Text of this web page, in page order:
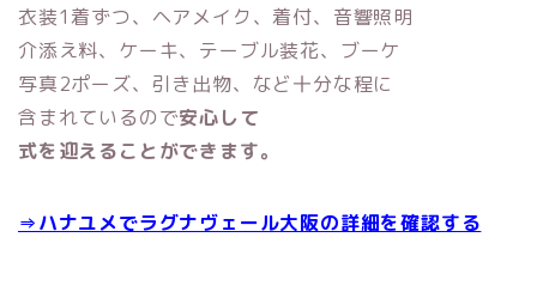
衣装1着ずつ、ヘアメイク、着付、音響照明
介添え料、ケーキ、テーブル装花、ブーケ
写真2ポーズ、引き出物、など十分な程に
含まれているので安心して
式を迎えることができます。
⇒ハナユメでラグナヴェール大阪の詳細を確認する